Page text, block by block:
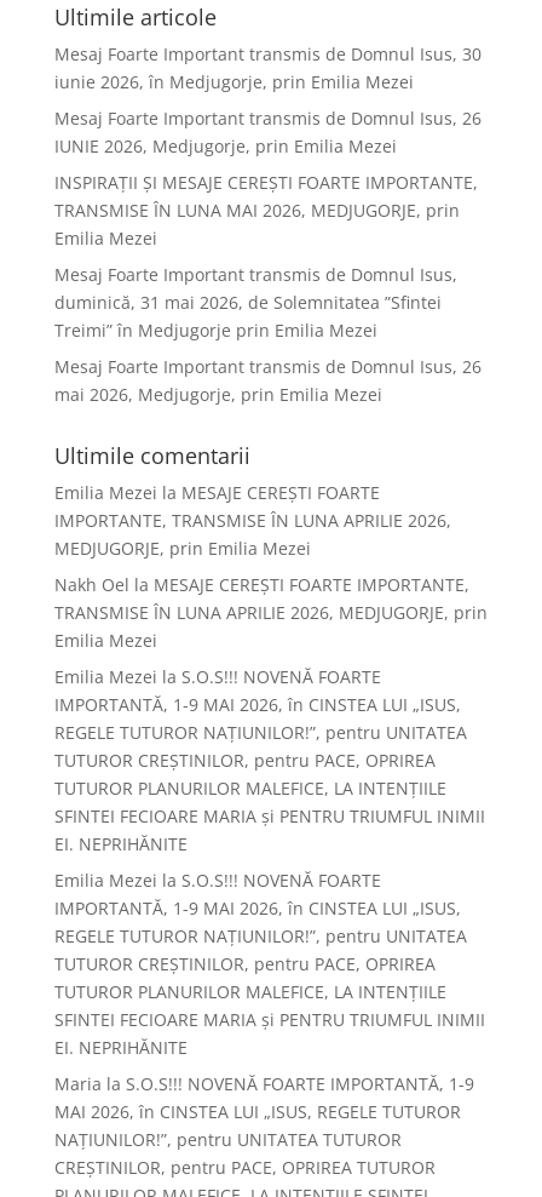
Ultimile articole
Mesaj Foarte Important transmis de Domnul Isus, 30
iunie 2026, în Medjugorje, prin Emilia Mezei
Mesaj Foarte Important transmis de Domnul Isus, 26
IUNIE 2026, Medjugorje, prin Emilia Mezei
INSPIRAȚII ȘI MESAJE CEREȘTI FOARTE IMPORTANTE,
TRANSMISE ÎN LUNA MAI 2026, MEDJUGORJE, prin
Emilia Mezei
Mesaj Foarte Important transmis de Domnul Isus,
duminică, 31 mai 2026, de Solemnitatea ”Sfintei
Treimi” în Medjugorje prin Emilia Mezei
Mesaj Foarte Important transmis de Domnul Isus, 26
mai 2026, Medjugorje, prin Emilia Mezei
Ultimile comentarii
Emilia Mezei la MESAJE CEREȘTI FOARTE
IMPORTANTE, TRANSMISE ÎN LUNA APRILIE 2026,
MEDJUGORJE, prin Emilia Mezei
Nakh Oel la MESAJE CEREȘTI FOARTE IMPORTANTE,
TRANSMISE ÎN LUNA APRILIE 2026, MEDJUGORJE, prin
Emilia Mezei
Emilia Mezei la S.O.S!!! NOVENĂ FOARTE
IMPORTANTĂ, 1-9 MAI 2026, în CINSTEA LUI „ISUS,
REGELE TUTUROR NAȚIUNILOR!”, pentru UNITATEA
TUTUROR CREȘTINILOR, pentru PACE, OPRIREA
TUTUROR PLANURILOR MALEFICE, LA INTENȚIILE
SFINTEI FECIOARE MARIA și PENTRU TRIUMFUL INIMII
EI. NEPRIHĂNITE
Emilia Mezei la S.O.S!!! NOVENĂ FOARTE
IMPORTANTĂ, 1-9 MAI 2026, în CINSTEA LUI „ISUS,
REGELE TUTUROR NAȚIUNILOR!”, pentru UNITATEA
TUTUROR CREȘTINILOR, pentru PACE, OPRIREA
TUTUROR PLANURILOR MALEFICE, LA INTENȚIILE
SFINTEI FECIOARE MARIA și PENTRU TRIUMFUL INIMII
EI. NEPRIHĂNITE
Maria la S.O.S!!! NOVENĂ FOARTE IMPORTANTĂ, 1-9
MAI 2026, în CINSTEA LUI „ISUS, REGELE TUTUROR
NAȚIUNILOR!”, pentru UNITATEA TUTUROR
CREȘTINILOR, pentru PACE, OPRIREA TUTUROR